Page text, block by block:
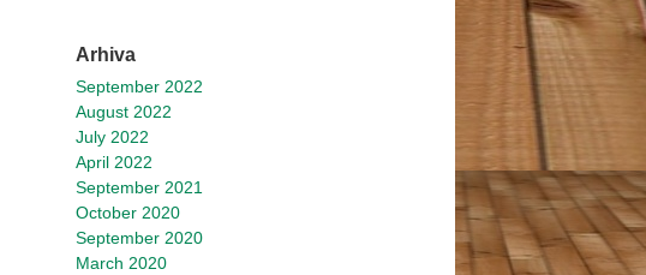
Arhiva
September 2022
August 2022
July 2022
April 2022
September 2021
October 2020
September 2020
March 2020